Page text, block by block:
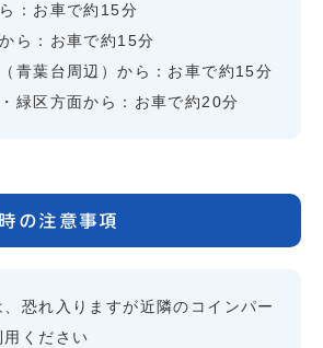
：お車で約15分
ら：お車で約15分
青葉台周辺）から：お車で約15分
緑区方面から：お車で約20分
の注意事項
恐れ入りますが近隣のコインパー
ください